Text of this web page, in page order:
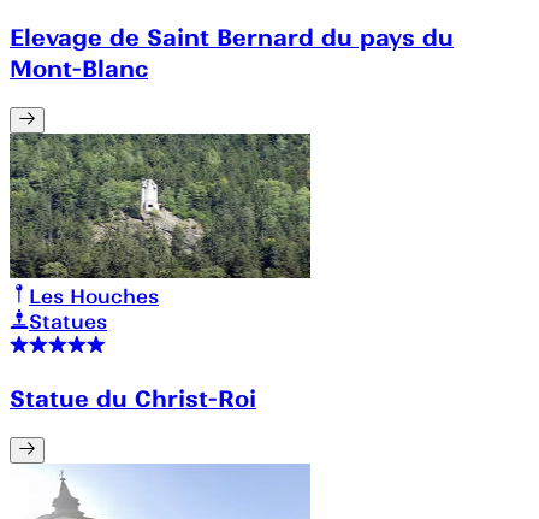
Elevage de Saint Bernard du pays du
Mont-Blanc
Les Houches
Statues
Statue du Christ-Roi